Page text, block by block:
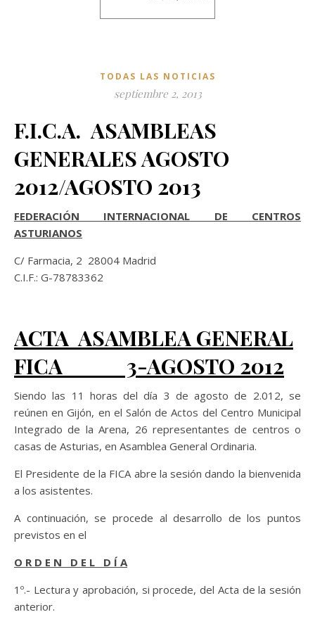
TODAS LAS NOTICIAS
septiembre 2, 2013
F.I.C.A. ASAMBLEAS
GENERALES AGOSTO
2012/AGOSTO 2013
FEDERACIÓN INTERNACIONAL DE CENTROS
ASTURIANOS
C/ Farmacia, 2 28004 Madrid
C.I.F.: G-78783362
ACTA ASAMBLEA GENERAL
FICA 3-AGOSTO 2012
Siendo las 11 horas del día 3 de agosto de 2.012, se
reúnen en Gijón, en el Salón de Actos del Centro Municipal
Integrado de la Arena, 26 representantes de centros o
casas de Asturias, en Asamblea General Ordinaria.
El Presidente de la FICA abre la sesión dando la bienvenida
a los asistentes.
A continuación, se procede al desarrollo de los puntos
previstos en el
O R D E N D E L D Í A
1º.- Lectura y aprobación, si procede, del Acta de la sesión
anterior.